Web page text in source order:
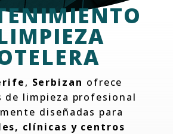
, Serbizan ofrece
de limpieza profesional
diseñadas para
clínicas y centros